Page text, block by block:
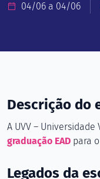
04/06 a 04/06
Descrição do
A UVV –
graduação EAD para
Legados da